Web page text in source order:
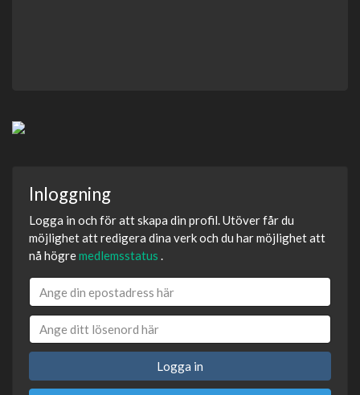
Inloggning
Logga in och för att skapa din profil. Utöver får du
möjlighet att redigera dina verk och du har möjlighet att
nå högremedlemsstatus .
Logga in